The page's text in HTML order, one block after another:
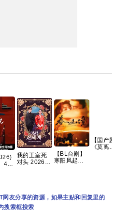
4K
灵/
我的王室死
对头 2026
【韩剧中
字】
【BL台剧】
寒阳风起春
熊艺文 国语
中字 已更最
新 夸克
【国产
《莫离
网友分享的资源，如果主贴和回复里的
搜索框搜索